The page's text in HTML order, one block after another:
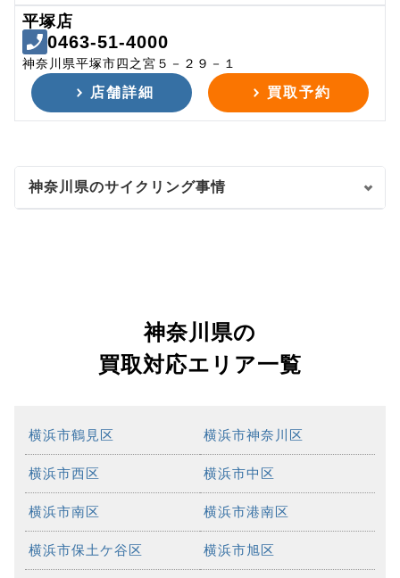
平塚店
0463-51-4000
神奈川県平塚市四之宮５－２９－１
店舗詳細 買取予約
神奈川県のサイクリング事情
神奈川県の
買取対応エリア一覧
横浜市鶴見区 横浜市神奈川区
横浜市西区 横浜市中区
横浜市南区 横浜市港南区
横浜市保土ケ谷区 横浜市旭区